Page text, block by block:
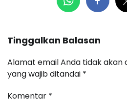
Tinggalkan Balasan
Alamat email Anda tidak akan
yang wajib ditandai *
Komentar *